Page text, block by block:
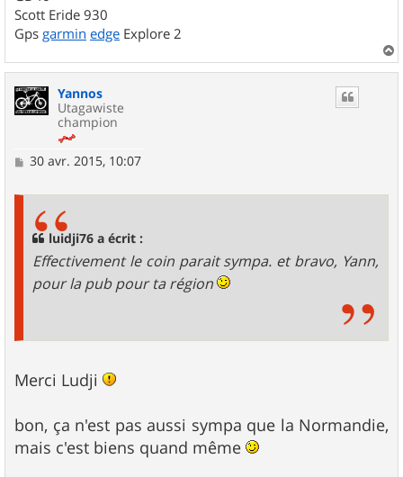
Scott Eride 930
Gps garmin edge Explore 2
a
Yannos
Utagawiste
champion
M
30 avr. 2015, 10:07
luidji76 a écrit :
Effectivement le coin parait sympa. et bravo, Yann,
pour la pub pour ta région
Merci Ludji
bon, ça n'est pas aussi sympa que la Normandie,
mais c'est biens quand même